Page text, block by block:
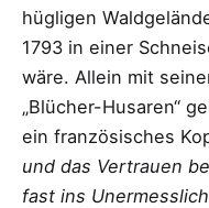
hügligen
1793 in einer
wäre. Allein mit
„Blücher-Husaren“
ein französisches
und das Vertrauen
fast ins